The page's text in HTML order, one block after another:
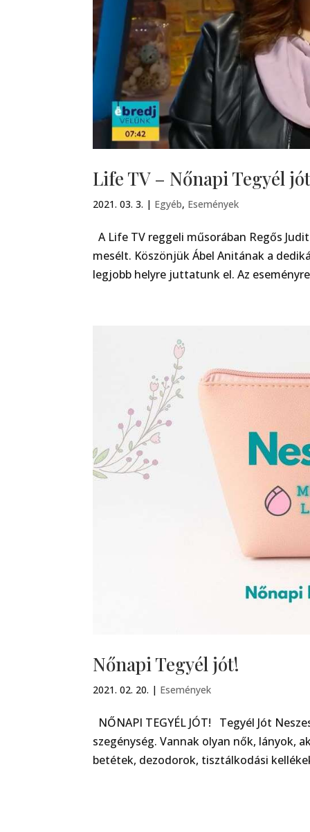
Life TV – Nőnapi Tegyél
2021. 03. 3. | Egyéb, Események
A Life TV reggeli műsorában Regős
mesélt. Köszönjük Ábel Anitának a
legjobb helyre juttatunk el. Az
Nőnapi Tegyél jót!
2021. 02. 20. | Események
NŐNAPI TEGYÉL JÓT! Tegyél Jót
szegénység. Vannak olyan nők, lányok,
betétek, dezodorok, tisztálkodási